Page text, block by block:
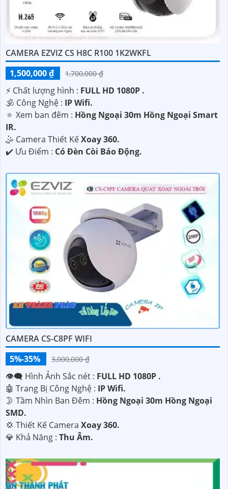
CAMERA EZVIZ CS H8C R100 1K2WKFL
1,500,000 ₫
1,700,000 ₫
️⚡ Chất lượng hình : FULL HD 1080P .
🕉️ Công Nghệ : IP Wifi.
🔅 Xem ban đêm : Hồng Ngoại 30m Hồng Ngoại Smart
IR.
🤹 Camera Thiết KếXoay 360.
️✔️ Ưu Điểm : Có Đèn Còi Báo Động.
CAMERA CS-C8PF WIFI
5%-35%
3,000,000 ₫
👁️‍🗨 Hình Ảnh Sắc nét : FULL HD 1080P .
🤖️ Trang Bị Công Nghệ : IP Wifi.
🌛 Tầm Nhìn Ban Đêm : Hồng Ngoại 30m Hồng Ngoại
SMD.
💢 Thiết Kế Camera Xoay 360.
️💎 Khả Năng : Thu Âm.